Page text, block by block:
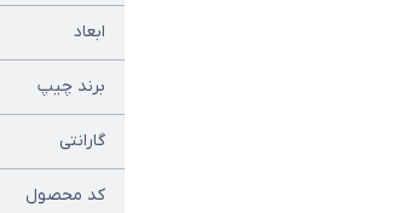
ابعاد
برند چیپ
گارانتی
کد محصول